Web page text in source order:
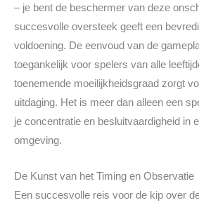
– je bent de beschermer van deze
succesvolle oversteek geeft een
voldoening. De eenvoud van de
toegankelijk voor spelers van alle
toenemende moeilijkheidsgraad zorgt
uitdaging. Het is meer dan alleen een
je concentratie en besluitvaardigheid in
omgeving.
De Kunst van het Timing en Observatie
Een succesvolle reis voor de kip over